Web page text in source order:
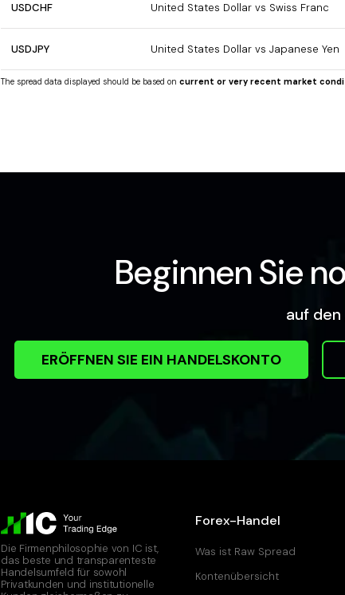
USDCHF United States Dollar vs Swiss Franc
USDJPY United States Dollar vs Japanese Yen
The spread data displayed should be based oncurrent or very recent market
Beginnen Sie
auf den
ERÖFFNEN SIE EIN HANDELSKONTO
Die Firmenphilosophie von IC ist,
das beste und transparenteste
Handelsumfeld für sowohl
Privatkunden und institutionelle
Forex-Handel
Was ist Raw Spread
Kontenübersicht